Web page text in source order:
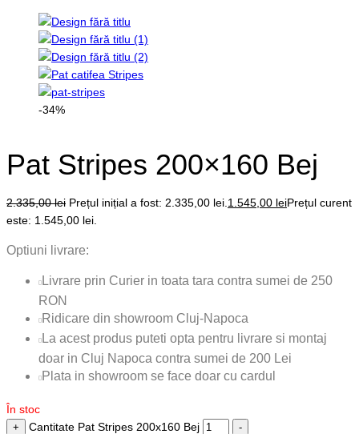
-34%
Pat Stripes 200×160 Bej
2.335,00lei Prețul inițial a fost: 2.335,00 lei. 1.545,00 leiPrețul curent
este: 1.545,00 lei.
Optiuni livrare:
Livrare prin Curier in toata tara contra sumei de 250
RON
Ridicare din showroom Cluj-Napoca
La acest produs puteti opta pentru livrare si montaj
doar in Cluj Napoca contra sumei de 200 Lei
Plata in showroom se face doar cu cardul
În stoc
+ Cantitate Pat Stripes 200x160 Bej
-